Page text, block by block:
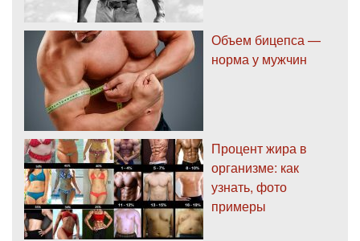
Объем бицепса —
норма у мужчин
Процент жира в
организме: как
узнать, фото
примеры